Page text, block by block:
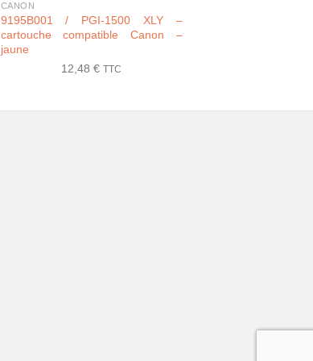
CANON
9195B001 / PGI-1500 XLY –
cartouche compatible Canon –
jaune
12,48€ TTC